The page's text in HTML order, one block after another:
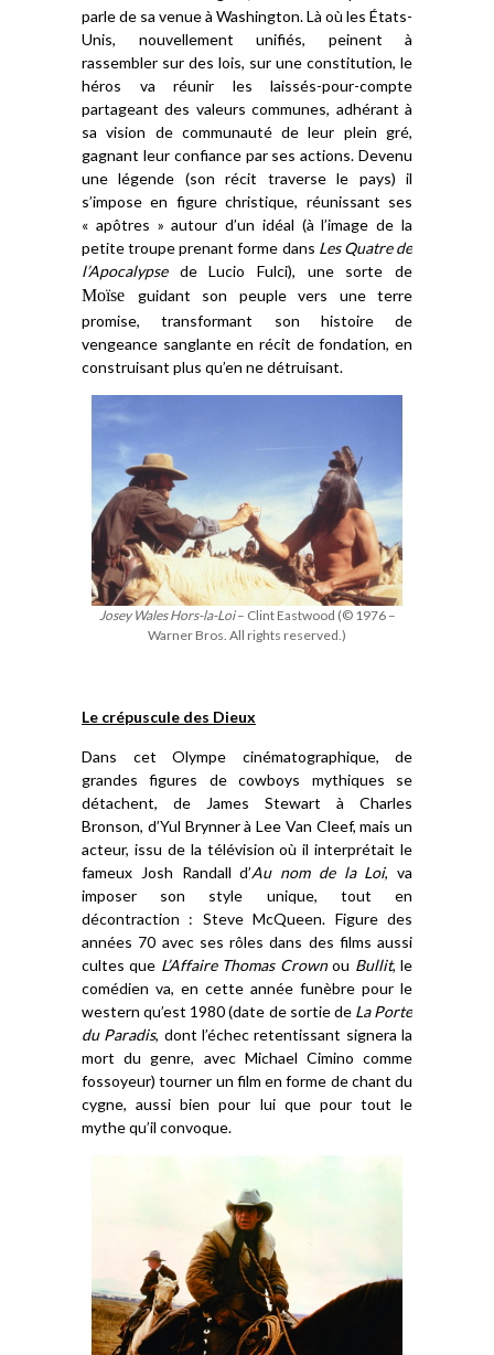
parle de sa venue à Washington. Là où les États-
Unis, nouvellement unifiés, peinent à
rassembler sur des lois, sur une constitution, le
héros va réunir les laissés-pour-compte
partageant des valeurs communes, adhérant à
sa vision decommunauté de leur plein gré,
gagnant leur confiance par ses actions.Devenu
une légende (son récit traverse le pays) il
s’impose en figure christique, réunissant ses
« apôtres » autour d’un idéal (à l’image de la
petite troupe prenant forme dans LesQuatrede
l’Apocalypsede Lucio Fulci), une sortede
Moïse guidant son peuple vers une terre
promise, transformant son histoire de
vengeance sanglante en récit de fondation, en
construisant plus qu’en nedétruisant.
Josey Wales Hors-la-Loi– Clint Eastwood (© 1976 –
Warner Bros. All rights reserved.)
Le crépuscule des Dieux
Dans cet Olympe cinématographique, de
grandes figures de cowboys mythiques se
détachent, de James Stewart à Charles
Bronson, d’Yul Brynner à Lee Van Cleef, mais un
acteur, issu de la télévision où il interprétait le
fameux Josh Randall d’Au nom de la Loi, va
imposer son style unique, tout en
décontraction : Steve McQueen. Figure des
années 70 avec ses rôles dans des films aussi
cultes que L’Affaire Thomas Crownou Bullit, le
comédien va, en cette année funèbre pour le
western qu’est 1980 (date de sortie de La Porte
du Paradis, dont l’échec retentissant signera la
mort du genre, avec Michael Cimino comme
fossoyeur) tourner un film en forme de chant du
cygne, aussi bien pour lui que pour tout le
mythe qu’il convoque.